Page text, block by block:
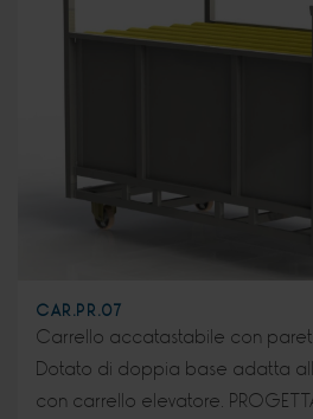
CAR.PR.07
Carrello accatastabile con
Dotato di doppia base adatta
con carrello elevatore.